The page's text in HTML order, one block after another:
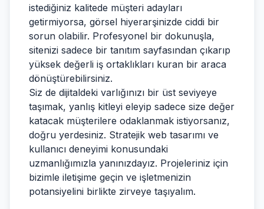
istediğiniz kalitede müşteri adayları
getirmiyorsa, görsel hiyerarşinizde ciddi bir
sorun olabilir. Profesyonel bir dokunuşla,
sitenizi sadece bir tanıtım sayfasından çıkarıp
yüksek değerli iş ortaklıkları kuran bir araca
dönüştürebilirsiniz.
Siz de dijitaldeki varlığınızı bir üst seviyeye
taşımak, yanlış kitleyi eleyip sadece size değer
katacak müşterilere odaklanmak istiyorsanız,
doğru yerdesiniz. Stratejik web tasarımı ve
kullanıcı deneyimi konusundaki
uzmanlığımızla yanınızdayız. Projeleriniz için
bizimle iletişime geçin ve işletmenizin
potansiyelini birlikte zirveye taşıyalım.